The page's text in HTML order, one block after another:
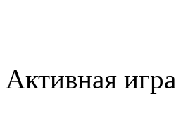
Активная игра